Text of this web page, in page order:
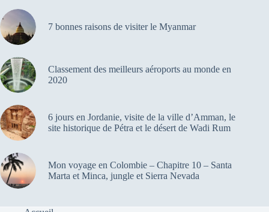
7 bonnes raisons de visiter le Myanmar
Classement des meilleurs aéroports au monde en
2020
6 jours en Jordanie, visite de la ville d’Amman, le
site historique de Pétra et le désert de Wadi Rum
Mon voyage en Colombie – Chapitre 10 – Santa
Marta et Minca, jungle et Sierra Nevada